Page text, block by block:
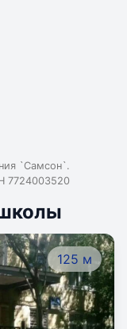
`Самсон`.
7724003520
125 м